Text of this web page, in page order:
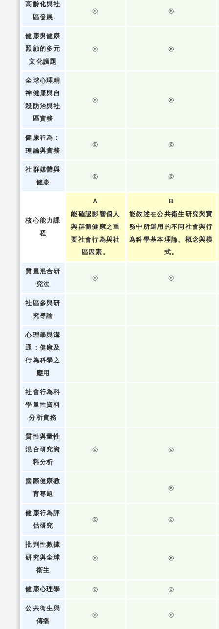
高齡化與社
區發展
◎ ◎
健康與健康
照顧的多元
文化議題
◎ ◎
全球心理精
神健康與自
殺防治與社
區實務
◎ ◎
健康行為：
理論與實務
◎ ◎
社群媒體與
健康
◎ ◎
核心能力課
程
A
能確認影響個人
與群體健康之重
要社會行為與社
區因素。
B
能敘述在公共衛生研究與實
務中所運用的不同社會與行
為科學基本理論、概念與模
式。
質量混合研
究法
◎ ◎
社區參與研
究導論
心理學與溝
通：健康及
行為科學之
應用
社會行為科
學量性資料
分析實務
質性與量性
混合研究資
料分析
◎ ◎
國際健康教
育專題
◎
健康行為評
估研究
◎ ◎
批判性數據
研究與全球
衛生
◎ ◎
健康心理學 ◎ ◎
公共衛生與
傳播
◎ ◎